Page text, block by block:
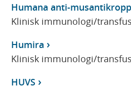
Humana anti-
Klinisk immunologi/
Humira
Klinisk immunologi/
HUVS